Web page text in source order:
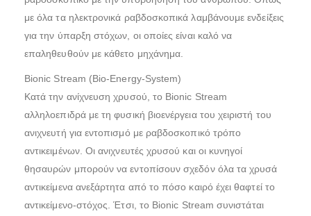
με όλα τα ηλεκτρονικά ραβδοσκοπικά λαμβάνουμε ενδείξεις
για την ύπαρξη στόχων, οι οποίες είναι καλό να
επαληθευθούν με κάθετο μηχάνημα.
Bionic Stream (Bio-Energy-System)
Κατά την ανίχνευση χρυσού, το Bionic Stream
αλληλοεπιδρά με τη φυσική βιοενέργεια του χειριστή του
ανιχνευτή για εντοπισμό με ραβδοσκοπικό τρόπο
αντικειμένων. Οι ανιχνευτές χρυσού και οι κυνηγοί
θησαυρών μπορούν να εντοπίσουν σχεδόν όλα τα χρυσά
αντικείμενα ανεξάρτητα από το πόσο καιρό έχει θαφτεί το
αντικείμενο-στόχος. Έτσι, το Bionic Stream συνιστάται